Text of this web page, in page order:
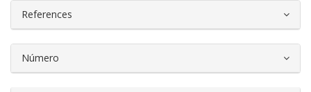
References
Número